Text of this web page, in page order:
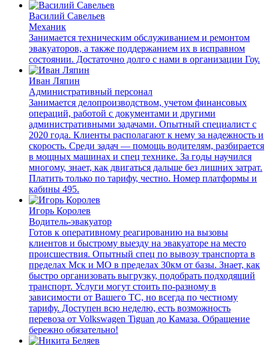
Василий Савельев
Механик
Занимается техническим обслуживанием и ремонтом
эвакуаторов, а также поддержанием их в исправном
состоянии. Достаточно долго с нами в организации Гоу.
Иван Ляпин
Административный персонал
Занимается делопроизводством, учетом финансовых
операций, работой с документами и другими
административными задачами. Опытный специалист с
2020 года. Клиенты располагают к нему за надежность и
скорость. Среди задач — помощь водителям, разбирается
в мощных машинах и спец технике. За годы научился
многому, знает, как двигаться дальше без лишних затрат.
Платить только по тарифу, честно. Номер платформы и
кабины 495.
Игорь Королев
Водитель-эвакуатор
Готов к оперативному реагированию на вызовы
клиентов и быстрому выезду на эвакуаторе на место
происшествия. Опытный спец по вывозу транспорта в
пределах Мск и МО в пределах 30км от базы. Знает, как
быстро организовать выгрузку, подобрать подходящий
транспорт. Услуги могут стоить по-разному в
зависимости от Вашего ТС, но всегда по честному
тарифу. Доступен всю неделю, есть возможность
перевоза от Volkswagen Tiguan до Камаза. Обращение
бережно обязательно!